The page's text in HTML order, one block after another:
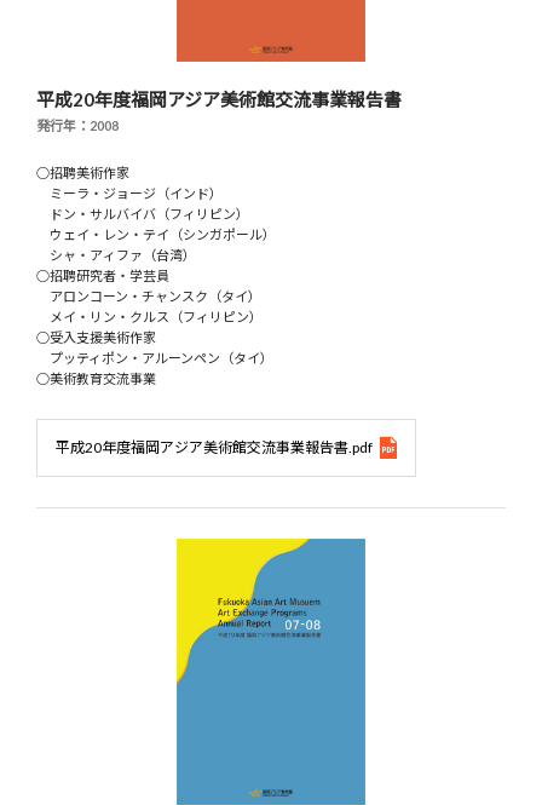
平成20年度福岡アジア美術館交流事業報告書
発行年：2008
○招聘美術作家
ミーラ・ジョージ（インド）
ドン・サルバイバ（フィリピン）
ウェイ・レン・テイ（シンガポール）
シャ・アィファ（台湾）
○招聘研究者・学芸員
アロンコーン・チャンスク（タイ）
メイ・リン・クルス（フィリピン）
○受入支援美術作家
プッティポン・アルーンペン（タイ）
○美術教育交流事業
平成20年度福岡アジア美術館交流事業報告書.pdf